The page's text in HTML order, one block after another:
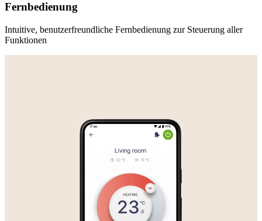
Fernbedienung
Intuitive, benutzerfreundliche Fernbedienung zur Steuerung aller
Funktionen